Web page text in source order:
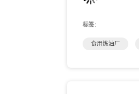
标签:
食用炼油厂